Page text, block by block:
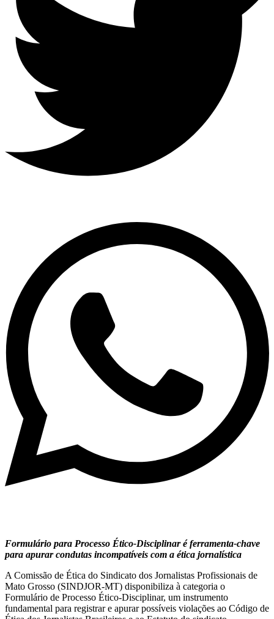
Formulário para Processo Ético-Disciplinar é ferramenta-chave
para apurar condutas incompatíveis com a ética jornalística
A Comissão de Ética do Sindicato dos Jornalistas Profissionais de
Mato Grosso (SINDJOR-MT) disponibiliza à categoria o
Formulário de Processo Ético-Disciplinar, um instrumento
fundamental para registrar e apurar possíveis violações ao Código de